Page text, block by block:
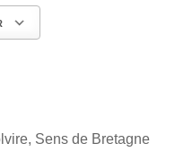
Sens de Bretagne